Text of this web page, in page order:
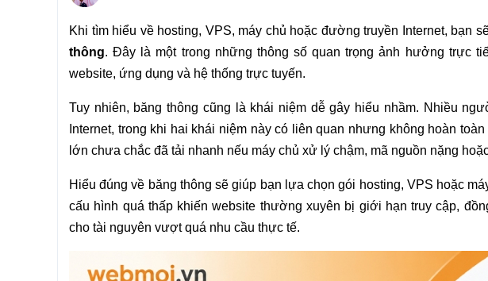
Khi tìm hiểu về hosting, VPS, máy chủ hoặc đường truyền Internet, bạn
thông. Đây là một trong những thông số quan trọng ảnh hưởng trực
website, ứng dụng và hệ thống trực tuyến.
Tuy nhiên, băng thông cũng là khái niệm dễ gây hiểu nhầm. Nhiều
Internet, trong khi hai khái niệm này có liên quan nhưng không hoàn
lớn chưa chắc đã tải nhanh nếu máy chủ xử lý chậm, mã nguồn nặng
Hiểu đúng về băng thông sẽ giúp bạn lựa chọn gói hosting, VPS hoặc
cấu hình quá thấp khiến website thường xuyên bị giới hạn truy cập,
cho tài nguyên vượt quá nhu cầu thực tế.